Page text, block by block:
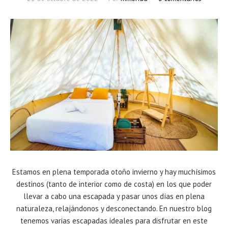
Estamos en plena temporada otoño invierno y hay muchísimos
destinos (tanto de interior como de costa) en los que poder
llevar a cabo una escapada y pasar unos días en plena
naturaleza, relajándonos y desconectando. En nuestro blog
tenemos varias escapadas ideales para disfrutar en este